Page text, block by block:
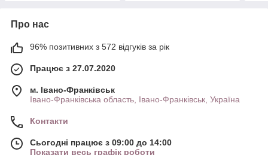
Про нас
96% позитивних з 572 відгуків за рік
Працює з 27.07.2020
м. Івано-Франківськ
Івано-Франківська область, Івано-Франківськ, Україна
Контакти
Сьогодні працює з 09:00 до 14:00
Показати весь графік роботи